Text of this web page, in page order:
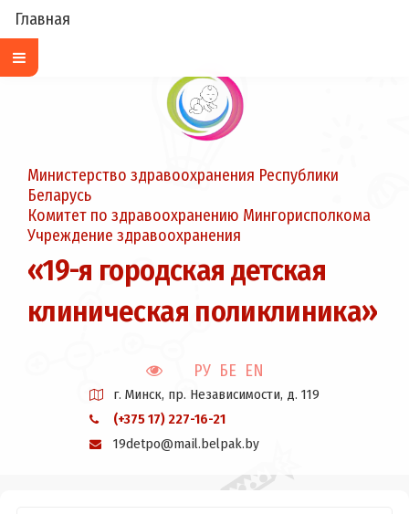
Министерство здравоохранения Республики
Беларусь
Комитет по здравоохранению Мингорисполкома
Учреждение здравоохранения
«19-я городская детская
клиническая поликлиника»
РУ БЕ EN
г. Минск, пр. Независимости, д. 119
(+375 17) 227-16-21
19detpo@mail.belpak.by
Главная